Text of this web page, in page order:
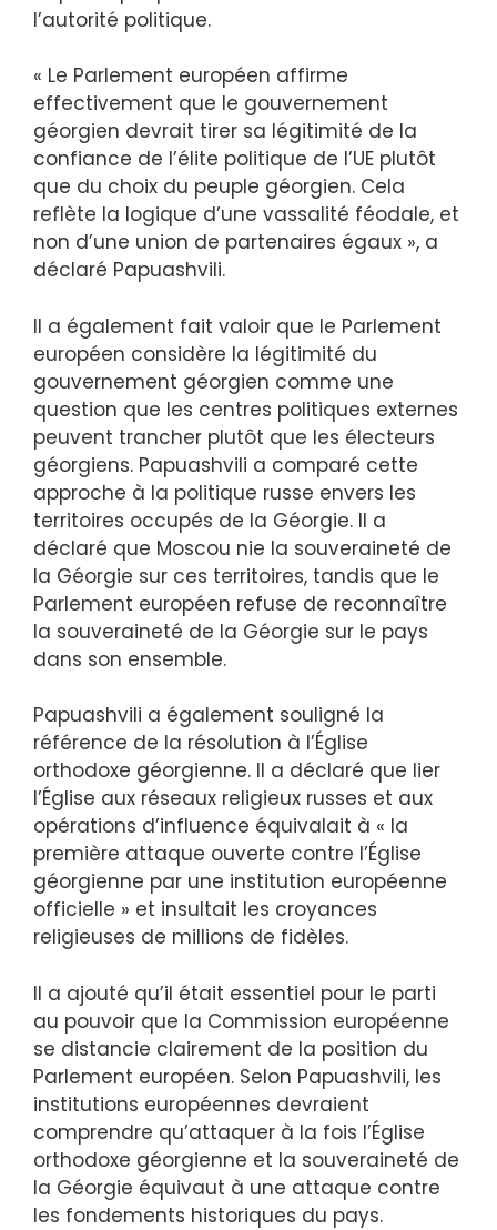
l’autorité politique.
« Le Parlement européen affirme
effectivement que le gouvernement
géorgien devrait tirer sa légitimité de la
confiance de l’élite politique de l’UE plutôt
que du choix du peuple géorgien. Cela
reflète la logique d’une vassalité féodale, et
non d’une union de partenaires égaux », a
déclaré Papuashvili.
Il a également fait valoir que le Parlement
européen considère la légitimité du
gouvernement géorgien comme une
question que les centres politiques externes
peuvent trancher plutôt que les électeurs
géorgiens. Papuashvili a comparé cette
approche à la politique russe envers les
territoires occupés de la Géorgie. Il a
déclaré que Moscou nie la souveraineté de
la Géorgie sur ces territoires, tandis que le
Parlement européen refuse de reconnaître
la souveraineté de la Géorgie sur le pays
dans son ensemble.
Papuashvili a également souligné la
référence de la résolution à l’Église
orthodoxe géorgienne. Il a déclaré que lier
l’Église aux réseaux religieux russes et aux
opérations d’influence équivalait à « la
première attaque ouverte contre l’Église
géorgienne par une institution européenne
officielle » et insultait les croyances
religieuses de millions de fidèles.
Il a ajouté qu’il était essentiel pour le parti
au pouvoir que la Commission européenne
se distancie clairement de la position du
Parlement européen. Selon Papuashvili, les
institutions européennes devraient
comprendre qu’attaquer à la fois l’Église
orthodoxe géorgienne et la souveraineté de
la Géorgie équivaut à une attaque contre
les fondements historiques du pays.